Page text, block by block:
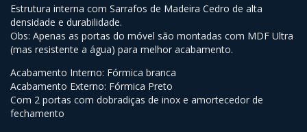
Estrutura interna com Sarrafos de Madeira Cedro de alta
densidade e durabilidade.
Obs: Apenas as portas do móvel são montadas com MDF Ultra
(mas resistente a água) para melhor acabamento.
Acabamento Interno: Fórmica branca
Acabamento Externo: Fórmica Preto
Com 2 portas com dobradiças de inox e amortecedor de
fechamento